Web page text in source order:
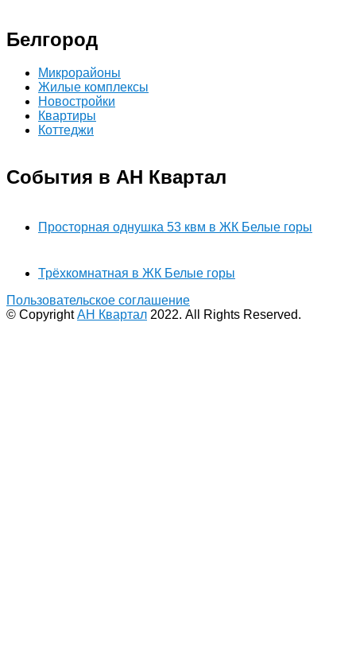
Белгород
Микрорайоны
Жилые комплексы
Новостройки
Квартиры
Коттеджи
События в АН Квартал
Просторная однушка 53 квм в ЖК Белые горы
Трёхкомнатная в ЖК Белые горы
Пользовательское соглашение
© CopyrightАН Квартал 2022. All Rights Reserved.